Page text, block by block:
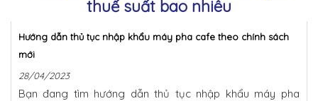
thuế suất bao nhiêu
Hướng dẫn thủ tục nhập khẩu máy pha cafe theo chính sách
mới
28/04/2023
Bạn đang tìm hướng dẫn thủ tục nhập khẩu máy pha